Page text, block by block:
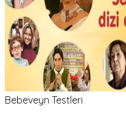
Bebeveyn Testleri